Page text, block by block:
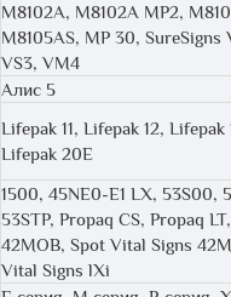
M8102A, M8102A MP2,
M8105AS, MP 30, SureSigns
VS3, VM4
Алис 5
Lifepak 11, Lifepak 12,
Lifepak 20E
1500, 45NE0-E1 LX, 53S00,
53STP, Propaq CS, Propaq
42MOB, Spot Vital Signs
Vital Signs lXi